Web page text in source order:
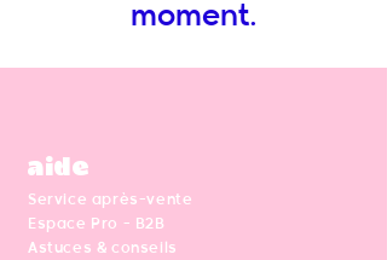
moment.
aide
Service après-vente
Espace Pro - B2B
Astuces & conseils